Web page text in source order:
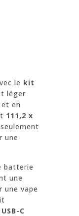
le kit
léger
en
111,2 x
une
batterie
une
une vape
USB-C